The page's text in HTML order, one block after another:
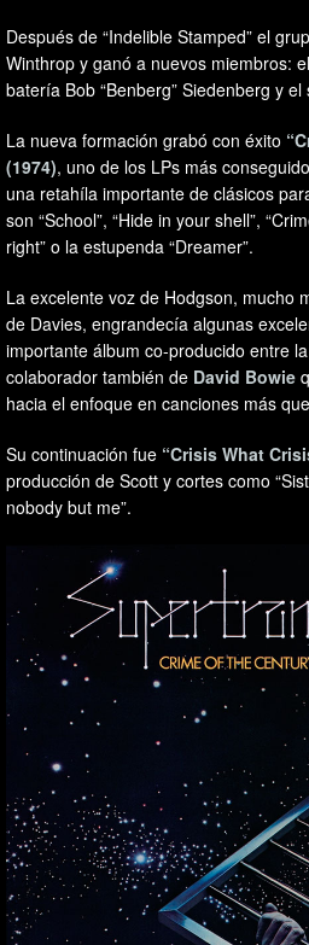
Después de “Indelible Stamped” el
Winthrop y ganó a nuevos miembros:
batería Bob “Benberg” Siedenberg y
La nueva formación grabó con éxito
(1974), uno de los LPs más
una retahíla importante de clásicos
son “School”, “Hide in your shell”,
right” o la estupenda “Dreamer”.
La excelente voz de Hodgson, mucho
de Davies, engrandecía algunas
importante álbum co-producido entre
colaborador también de David Bowie
hacia el enfoque en canciones más
Su continuación fue “Crisis What
producción de Scott y cortes como
nobody but me”.